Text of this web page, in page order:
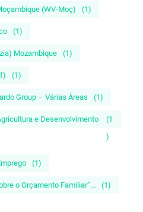
(WV-Moç) (1)
(1)
Mozambique (1)
(1)
Group – Várias Áreas (1)
e Desenvolvimento
(1
)
(1)
o Orçamento Familiar”... (1)